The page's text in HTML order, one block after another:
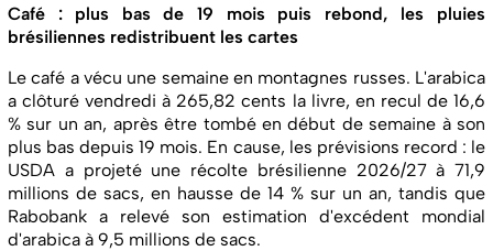
Café : plus bas de 19 mois puis rebond, les pluies
brésiliennes redistribuent les cartes
Le café a vécu une semaine en montagnes russes. L'arabica
a clôturé vendredi à 265,82 cents la livre, en recul de 16,6
% sur un an, après être tombé en début de semaine à son
plus bas depuis 19 mois. En cause, les prévisions record : le
USDA a projeté une récolte brésilienne 2026/27 à 71,9
millions de sacs, en hausse de 14 % sur un an, tandis que
Rabobank a relevé son estimation d'excédent mondial
d'arabica à 9,5 millions de sacs.